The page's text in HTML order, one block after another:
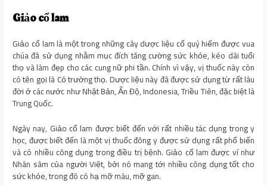
Giảo cổ lam
Giảo cổ lam là một trong những cây dược liệu cổ quý hiếm được vua
chúa đã sử dụng nhằm mục đích tăng cường sức khỏe, kéo dài tuổi
thọ và làm đẹp cho các cung nữ phi tần. Chính vì vậy, vị thuốc này còn
có tên gọi là Cỏ trường thọ. Dược liệu này đã được sử dụng từ rất lâu
đời ở các nước như Nhật Bản, Ấn Độ, Indonesia, Triều Tiên, đặc biệt là
Trung Quốc.
Ngày nay, Giảo cổ lam được biết đến với rất nhiều tác dụng trong y
học, được biết đến là một vị thuốc đông y được sử dụng rất phổ biến
và có nhiều công dụng trong điều trị bệnh. Giảo cổ lam được ví như
Nhân sâm của người Việt, bởi nó mang tới nhiều công dụng tốt cho
sức khỏe, trong đó có hạ mỡ máu, mỡ gan.